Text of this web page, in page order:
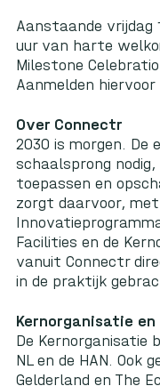
Aanstaande vrijdag
uur van harte
Milestone
Aanmelden hiervoor
Over Connectr
2030 is morgen. De
schaalsprong
toepassen en
zorgt daarvoor,
Facilities en de
vanuit Connectr
in de praktijk
Kernorganisatie
De Kernorganisatie
NL en de HAN. Ook
Gelderland en The